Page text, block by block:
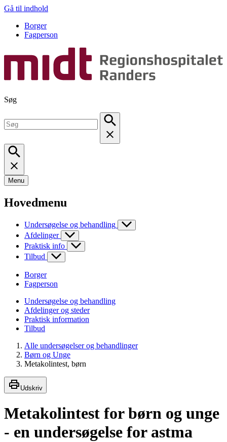
Gå til indhold
Borger
Fagperson
Søg
Menu
Hovedmenu
Undersøgelse og behandling
Afdelinger
Praktisk info
Tilbud
Borger
Fagperson
Undersøgelse og behandling
Afdelinger og steder
Praktisk information
Tilbud
Alle undersøgelser og behandlinger
Børn og Unge
Metakolintest, børn
Udskriv
Metakolintest for børn og unge
- en undersøgelse for astma